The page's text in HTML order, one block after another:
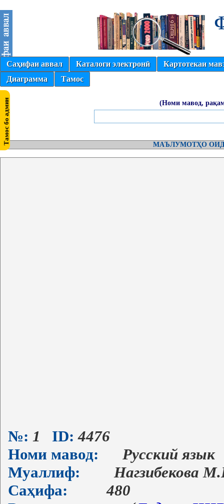
Саҳифаи аввал Каталоги электронӣ
Картотекаи
Диаграмма
Тамос
(Номи мавод,
МАЪЛУМОТҲО
№: 1 ID: 4476
Номи мавод:
Русский язык
Муаллиф:
Нагзибекова
Саҳифа:
480